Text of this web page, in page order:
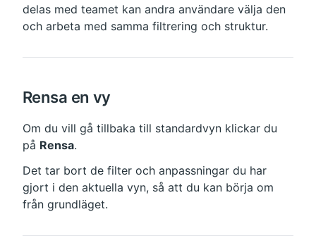
delas med teamet kan andra användare välja den
och arbeta med samma filtrering och struktur.
Rensa en vy
Om du vill gå tillbaka till standardvyn klickar du
på Rensa.
Det tar bort de filter och anpassningar du har
gjort i den aktuella vyn, så att du kan börja om
från grundläget.